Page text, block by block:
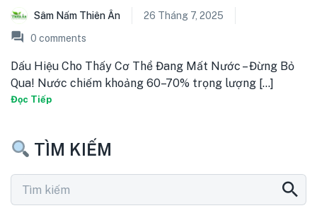
Sâm Nấm Thiên Ân
26 Tháng 7, 2025
0 comments
Dấu Hiệu Cho Thấy Cơ Thể Đang Mất Nước – Đừng Bỏ
Qua! Nước chiếm khoảng 60–70% trọng lượng [...]
Đọc Tiếp
TÌM KIẾM